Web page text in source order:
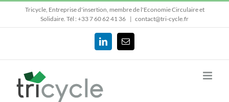
contenu
Tricycle, Entreprise d'insertion, membre de l'Economie Circulaire et
Solidaire. Tél : +33 7 60 62 41 36 | contact@tri-cycle.fr
LinkedInEmail